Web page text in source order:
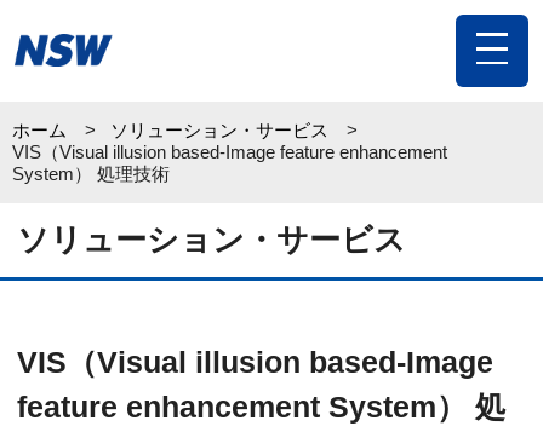
toggle
ホーム
ソリューション・サービス
VIS（Visual illusion based-Image feature enhancement
System） 処理技術
ソリューション・サービス
VIS（Visual illusion based-Image
feature enhancement System） 処